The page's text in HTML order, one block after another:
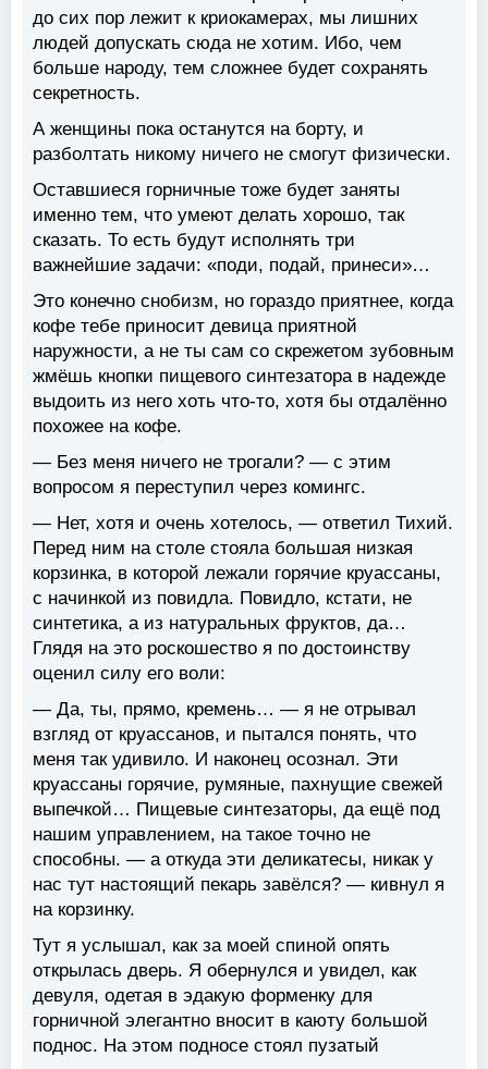
до сих пор лежит к криокамерах, мы лишних
людей допускать сюда не хотим. Ибо, чем
больше народу, тем сложнее будет сохранять
секретность.
А женщины пока останутся на борту, и
разболтать никому ничего не смогут физически.
Оставшиеся горничные тоже будет заняты
именно тем, что умеют делать хорошо, так
сказать. То есть будут исполнять три
важнейшие задачи: «поди, подай, принеси»…
Это конечно снобизм, но гораздо приятнее, когда
кофе тебе приносит девица приятной
наружности, а не ты сам со скрежетом зубовным
жмёшь кнопки пищевого синтезатора в надежде
выдоить из него хоть что-то, хотя бы отдалённо
похожее на кофе.
— Без меня ничего не трогали? — с этим
вопросом я переступил через комингс.
— Нет, хотя и очень хотелось, — ответил Тихий.
Перед ним на столе стояла большая низкая
корзинка, в которой лежали горячие круассаны,
с начинкой из повидла. Повидло, кстати, не
синтетика, а из натуральных фруктов, да…
Глядя на это роскошество я по достоинству
оценил силу его воли:
— Да, ты, прямо, кремень… — я не отрывал
взгляд от круассанов, и пытался понять, что
меня так удивило. И наконец осознал. Эти
круассаны горячие, румяные, пахнущие свежей
выпечкой… Пищевые синтезаторы, да ещё под
нашим управлением, на такое точно не
способны. — а откуда эти деликатесы, никак у
нас тут настоящий пекарь завёлся? — кивнул я
на корзинку.
Тут я услышал, как за моей спиной опять
открылась дверь. Я обернулся и увидел, как
девуля, одетая в эдакую форменку для
горничной элегантно вносит в каюту большой
поднос. На этом подносе стоял пузатый